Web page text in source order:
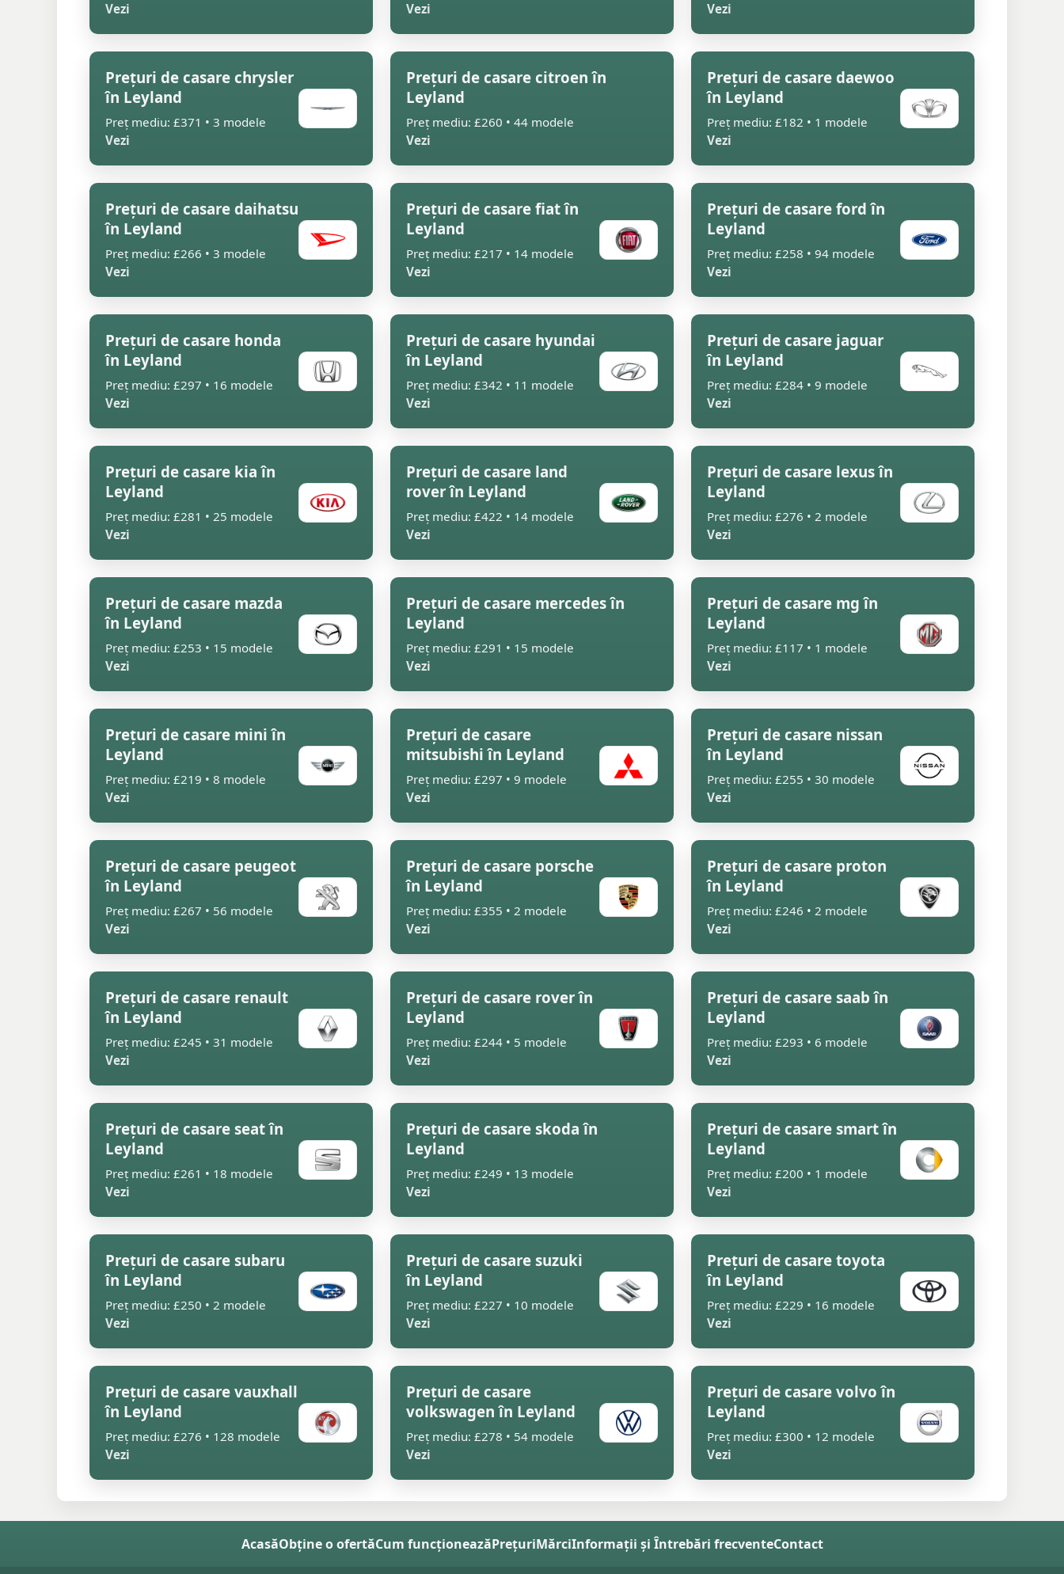
Vezi
Vezi
Vezi
Prețuri de casare chrysler
în Leyland
Preț mediu: £371 • 3 modele
Vezi
Prețuri de casare citroen în
Leyland
Preț mediu: £260 • 44 modele
Vezi
Prețuri de casare daewoo
în Leyland
Preț mediu: £182 • 1 modele
Vezi
Prețuri de casare daihatsu
în Leyland
Preț mediu: £266 • 3 modele
Vezi
Prețuri de casare fiat în
Leyland
Preț mediu: £217 • 14 modele
Vezi
Prețuri de casare ford în
Leyland
Preț mediu: £258 • 94 modele
Vezi
Prețuri de casare honda
în Leyland
Preț mediu: £297 • 16 modele
Vezi
Prețuri de casare hyundai
în Leyland
Preț mediu: £342 • 11 modele
Vezi
Prețuri de casare jaguar
în Leyland
Preț mediu: £284 • 9 modele
Vezi
Prețuri de casare kia în
Leyland
Preț mediu: £281 • 25 modele
Vezi
Prețuri de casare land
rover în Leyland
Preț mediu: £422 • 14 modele
Vezi
Prețuri de casare lexus în
Leyland
Preț mediu: £276 • 2 modele
Vezi
Prețuri de casare mazda
în Leyland
Preț mediu: £253 • 15 modele
Vezi
Prețuri de casare mercedes în
Leyland
Preț mediu: £291 • 15 modele
Vezi
Prețuri de casare mg în
Leyland
Preț mediu: £117 • 1 modele
Vezi
Prețuri de casare mini în
Leyland
Preț mediu: £219 • 8 modele
Vezi
Prețuri de casare
mitsubishi în Leyland
Preț mediu: £297 • 9 modele
Vezi
Prețuri de casare nissan
în Leyland
Preț mediu: £255 • 30 modele
Vezi
Prețuri de casare peugeot
în Leyland
Preț mediu: £267 • 56 modele
Vezi
Prețuri de casare porsche
în Leyland
Preț mediu: £355 • 2 modele
Vezi
Prețuri de casare proton
în Leyland
Preț mediu: £246 • 2 modele
Vezi
Prețuri de casare renault
în Leyland
Preț mediu: £245 • 31 modele
Vezi
Prețuri de casare rover în
Leyland
Preț mediu: £244 • 5 modele
Vezi
Prețuri de casare saab în
Leyland
Preț mediu: £293 • 6 modele
Vezi
Prețuri de casare seat în
Leyland
Preț mediu: £261 • 18 modele
Vezi
Prețuri de casare skoda în
Leyland
Preț mediu: £249 • 13 modele
Vezi
Prețuri de casare smart în
Leyland
Preț mediu: £200 • 1 modele
Vezi
Prețuri de casare subaru
în Leyland
Preț mediu: £250 • 2 modele
Vezi
Prețuri de casare suzuki
în Leyland
Preț mediu: £227 • 10 modele
Vezi
Prețuri de casare toyota
în Leyland
Preț mediu: £229 • 16 modele
Vezi
Prețuri de casare vauxhall
în Leyland
Preț mediu: £276 • 128 modele
Vezi
Prețuri de casare
volkswagen în Leyland
Preț mediu: £278 • 54 modele
Vezi
Prețuri de casare volvo în
Leyland
Preț mediu: £300 • 12 modele
Vezi
AcasăObține o ofertăCum funcționeazăPrețuriMărciInformații și Întrebări frecventeContact